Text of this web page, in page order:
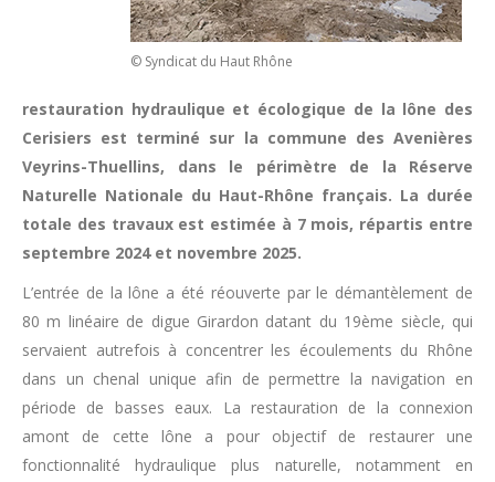
© Syndicat du Haut Rhône
restauration hydraulique et écologique de la lône des
Cerisiers est terminé sur la commune des Avenières
Veyrins-Thuellins, dans le périmètre de la Réserve
Naturelle Nationale du Haut-Rhône français. La durée
totale des travaux est estimée à 7 mois, répartis entre
septembre 2024 et novembre 2025.
L’entrée de la lône a été réouverte par le démantèlement de
80 m linéaire de digue Girardon datant du 19ème siècle, qui
servaient autrefois à concentrer les écoulements du Rhône
dans un chenal unique afin de permettre la navigation en
période de basses eaux. La restauration de la connexion
amont de cette lône a pour objectif de restaurer une
fonctionnalité hydraulique plus naturelle, notamment en